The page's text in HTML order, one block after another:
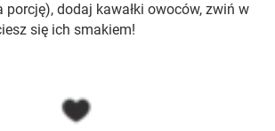
porcję), dodaj kawałki owoców, zwiń w
się ich smakiem!